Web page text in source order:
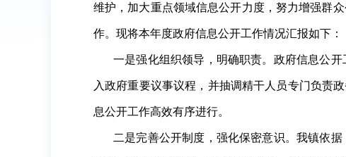
维护，加大重点领域信息公开力度，努力增强群
作。现将本年度政府信息公开工作情况汇报如下：
一是强化组织领导，明确职责。政府信息公
入政府重要议事议程 ， 并抽调精干人员专门负责
息公开工作高效有序进行。
二是完善公开制度，强化保密意识。我镇依